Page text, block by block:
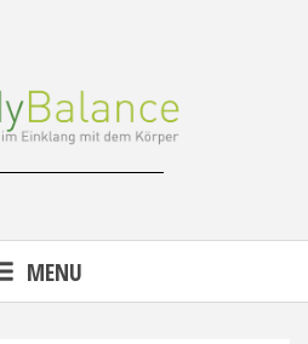
MENU